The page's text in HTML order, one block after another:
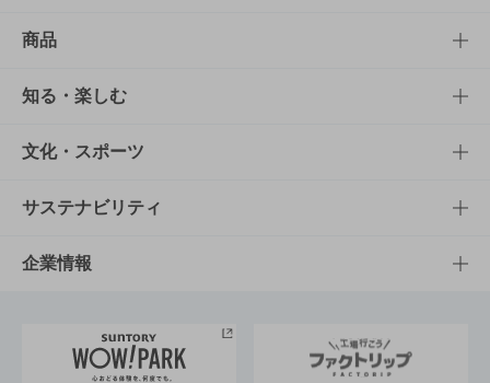
商品
商品TOP
商品一覧
商品発売情報
栄養成分一覧
知る・楽しむ
知る・楽しむTOP
キャンペーン
工場見学
地域情報
文化・スポーツ
文化・スポーツTOP
サントリーホール
サントリーサンバーズ大阪
サステナビリティ
サステナビリティTOP
サントリーが考えるサステナビリティ経営
企業情報
企業概要